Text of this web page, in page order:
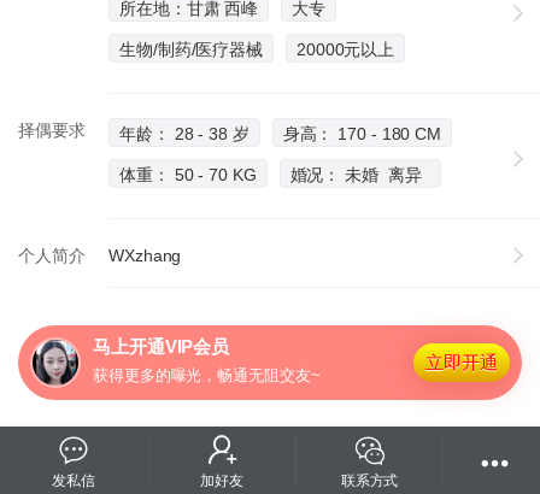
所在地：甘肃 西峰 大专
生物/制药/医疗器械 20000元以上
择偶要求 年龄： 28 - 38 岁 身高： 170 - 180 CM
体重： 50 - 70 KG 婚况： 未婚 离异
个人简介 WXzhang
马上开通VIP会员
获得更多的曝光，畅通无阻交友~
立即开通
发私信 加好友 联系方式